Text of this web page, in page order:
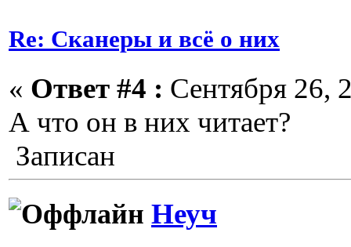
Re: Сканеры и всё о них
« Ответ #4 : Сентября 26,
А что он в них читает?
Записан
Неуч